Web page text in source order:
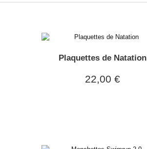
Plaquettes de Natation
22,00 €